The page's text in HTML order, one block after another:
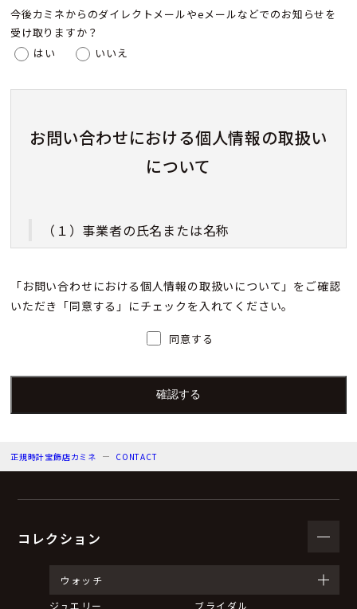
今後カミネからのダイレクトメールやeメールなどでのお知らせを
受け取りますか？
はい
いいえ
お問い合わせにおける個人情報の取扱い
について
（１）事業者の氏名または名称
株式会社カミネ
人）の氏名又は職名、所属及び連絡先
個人情報保護管理者：上根 彩
（３）個人情報の利用目的
弊社からのお知らせ等の情報をお送りするため。
（４）個人情報の第三者提供について
「お問い合わせにおける個人情報の取扱いについて」をご確認
いただき「同意する」にチェックを入れてください。
同意する
正規時計宝飾店カミネ CONTACT
コレクション
ウォッチ
ジュエリー
ブライダル